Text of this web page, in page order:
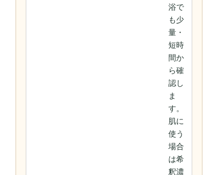
浴で
も少
量・
短時
間か
ら確
認し
ま
す。
肌に
使う
場合
は希
釈濃